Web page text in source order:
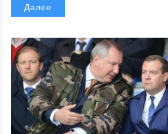
Далее